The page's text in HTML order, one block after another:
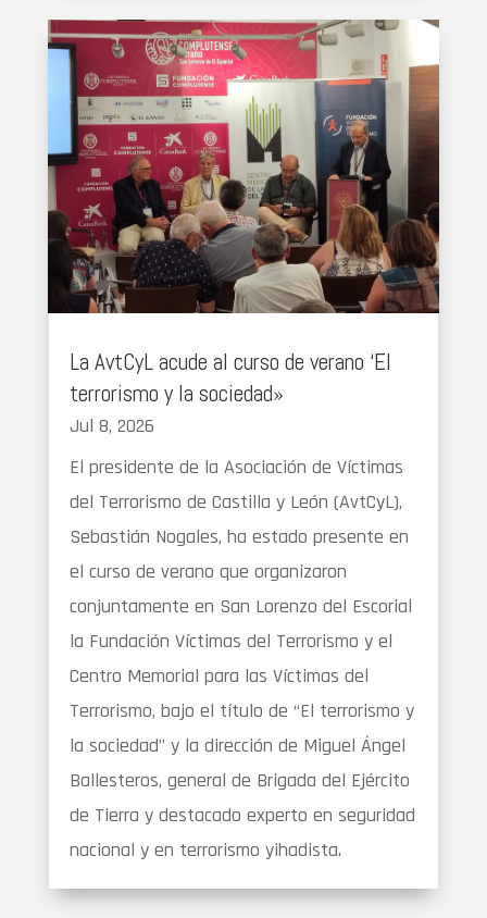
La AvtCyL acude al curso de verano ‘El
terrorismo y la sociedad»
Jul 8, 2026
El presidente de la Asociación de Víctimas
del Terrorismo de Castilla y León (AvtCyL),
Sebastián Nogales, ha estado presente en
el curso de verano que organizaron
conjuntamente en San Lorenzo del Escorial
la Fundación Víctimas del Terrorismo y el
Centro Memorial para las Víctimas del
Terrorismo, bajo el título de “El terrorismo y
la sociedad” y la dirección de Miguel Ángel
Ballesteros, general de Brigada del Ejército
de Tierra y destacado experto en seguridad
nacional y en terrorismo yihadista.